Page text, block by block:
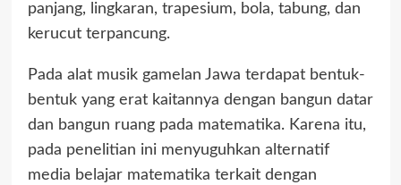
panjang, lingkaran, trapesium, bola, tabung, dan
kerucut terpancung.
Pada alat musik gamelan Jawa terdapat bentuk-
bentuk yang erat kaitannya dengan bangun datar
dan bangun ruang pada matematika. Karena itu,
pada penelitian ini menyuguhkan alternatif
media belajar matematika terkait dengan